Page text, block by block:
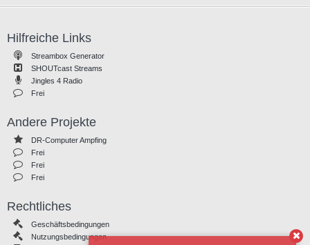
Hilfreiche Links
Streambox Generator
SHOUTcast Streams
Jingles 4 Radio
Frei
Andere Projekte
DR-Computer Ampfing
Frei
Frei
Frei
Rechtliches
Geschäftsbedingungen
Nutzungsbedingungen